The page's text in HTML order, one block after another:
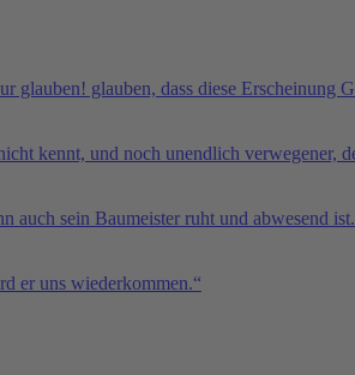
glauben! glauben, dass diese Erscheinung
kennt, und noch unendlich verwegener,
auch sein Baumeister ruht und abwesend
er uns wiederkommen.“